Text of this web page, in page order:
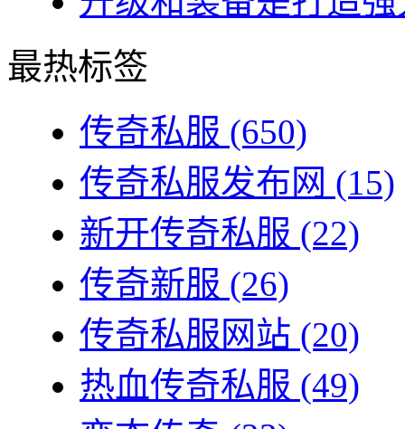
最热标签
传奇私服 (650)
传奇私服发布网 (15)
新开传奇私服 (22)
传奇新服 (26)
传奇私服网站 (20)
热血传奇私服 (49)